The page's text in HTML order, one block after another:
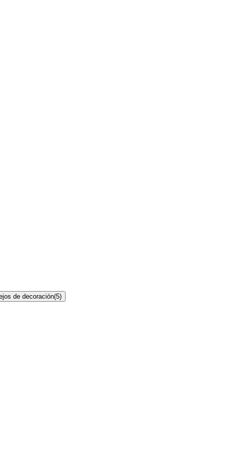
de decoración(5)